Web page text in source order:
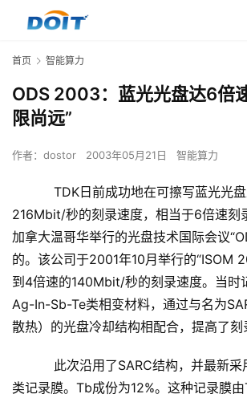
首页 智能算力
ODS 2003：蓝光光盘达6倍
限尚远”
作者： dostor 2003年05月21日 智能算力
TDK日前成功地在可擦写蓝光光盘
216Mbit/秒的刻录速度，相当于6倍速刻
加拿大温哥华举行的光盘技术国际会议
的。该公司于2001年10月举行的“ISOM
到4倍速的140Mbit/秒的刻录速度。当时
Ag-In-Sb-Te类相变材料，通过与名为
散热）的光盘冷却结构相配合，提高了刻
此次沿用了SARC结构，并最新采
类记录膜。Tb成份为12%。这种记录膜